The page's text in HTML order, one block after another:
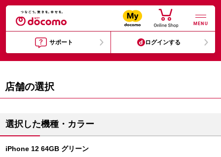
MENU
サポート ログインする
店舗の選択
選択した機種・カラー
iPhone 12 64GB グリーン